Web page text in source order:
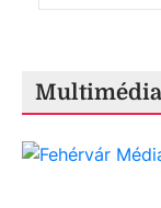
Multimédia